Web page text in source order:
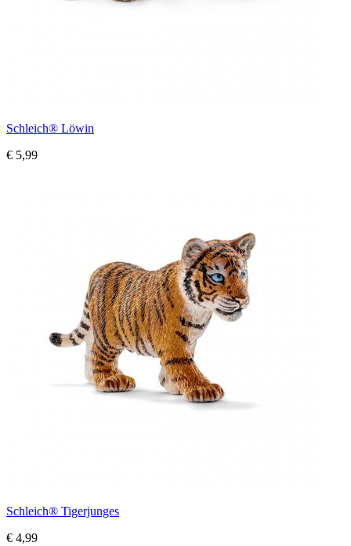
Schleich® Löwin
€ 5,99
Schleich® Tigerjunges
€ 4,99